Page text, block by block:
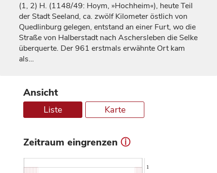
(1, 2) H. (1148/49: Hoym, »Hochheim«), heute Teil
der Stadt Seeland, ca. zwölf Kilometer östlich von
Quedlinburggelegen, entstand an einer Furt, wo die
Straße von Halberstadtnach Aschersleben die Selke
überquerte. Der 961 erstmals erwähnte Ort kam
als…
Ansicht
Liste Karte
Zeitraum eingrenzen ⓘ
1